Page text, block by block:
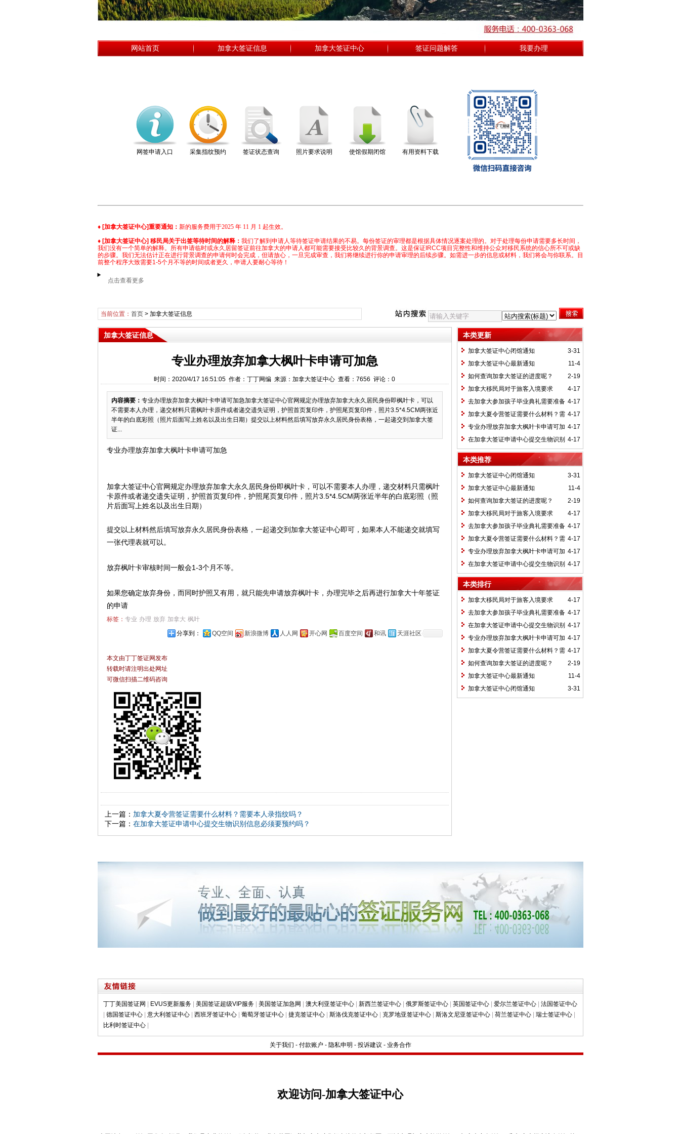
网站首页 加拿大签证信息 加拿大签证中心 签证问题解答 我要办理
网签申请入口 采集指纹预约 签证状态查询 照片要求说明 使馆假期闭馆 有用资料下载
♦ [加拿大签证中心]重要通知： 新的服务费用于2025 年 11 月 1 起生效。
♦ [加拿大签证中心] 移民局关于出签等待时间的解释： 我们了解到申请人等待签证申请结果的不易。每份签证的审理都是根据具体情况逐案处理的。对于处理每份申请需要多长时间，
我们没有一个简单的解释。所有申请临时或永久居留签证前往加拿大的申请人都可能需要接受比较久的背景调查。这是保证IRCC项目完整性和维持公众对移民系统的信心所不可或缺
的步骤。我们无法估计正在进行背景调查的申请何时会完成，但请放心，一旦完成审查，我们将继续进行你的申请审理的后续步骤。如需进一步的信息或材料，我们将会与你联系。目
前整个程序大致需要1-5个月不等的时间或者更久，申请人要耐心等待！
点击查看更多
当前位置： 首页> 加拿大签证信息
加拿大签证信息
专业办理放弃加拿大枫叶卡申请可加急
时间：2020/4/17 16:51:05 作者：丁丁网编 来源：加拿大签证中心 查看：7656 评论：0
内容摘要： 专业办理放弃加拿大枫叶卡申请可加急加拿大签证中心官网规定办理放弃加拿大永久居民身份即枫叶卡，可以
不需要本人办理，递交材料只需枫叶卡原件或者递交遗失证明，护照首页复印件，护照尾页复印件，照片3.5*4.5CM两张近
半年的白底彩照（照片后面写上姓名以及出生日期）提交以上材料然后填写放弃永久居民身份表格，一起递交到加拿大签
证...
专业办理放弃加拿大枫叶卡申请可加急
加拿大签证中心官网规定办理放弃加拿大永久居民身份即枫叶卡，可以不需要本人办理，递交材料只需枫叶
卡原件或者递交遗失证明，护照首页复印件，护照尾页复印件，照片3.5*4.5CM两张近半年的白底彩照（照
片后面写上姓名以及出生日期）
提交以上材料然后填写放弃永久居民身份表格，一起递交到加拿大签证中心即可，如果本人不能递交就填写
一张代理表就可以。
放弃枫叶卡审核时间一般会1-3个月不等。
如果您确定放弃身份，而同时护照又有用，就只能先申请放弃枫叶卡，办理完毕之后再进行加拿大十年签证
的申请
标签： 专业 办理 放弃 加拿大 枫叶
分享到：
QQ空间 新浪微博 人人网 开心网 百度空间 和讯 天涯社区
本文由丁丁签证网发布
转载时请注明出处网址
可微信扫描二维码咨询
上一篇： 加拿大夏令营签证需要什么材料？需要本人录指纹吗？
下一篇： 在加拿大签证申请中心提交生物识别信息必须要预约吗？
本类更新
3-31
加拿大签证中心闭馆通知
11-4
加拿大签证中心最新通知
2-19
如何查询加拿大签证的进度呢？
4-17
加拿大移民局对于旅客入境要求
4-17
去加拿大参加孩子毕业典礼需要准备
什么材料?
4-17
加拿大夏令营签证需要什么材料？需
要本人录指纹吗？
4-17
专业办理放弃加拿大枫叶卡申请可加
急
4-17
在加拿大签证申请中心提交生物识别
信息必须要预约吗？
本类推荐
3-31
加拿大签证中心闭馆通知
11-4
加拿大签证中心最新通知
2-19
如何查询加拿大签证的进度呢？
4-17
加拿大移民局对于旅客入境要求
4-17
去加拿大参加孩子毕业典礼需要准备
什么材料?
4-17
加拿大夏令营签证需要什么材料？需
要本人录指纹吗？
4-17
专业办理放弃加拿大枫叶卡申请可加
急
4-17
在加拿大签证申请中心提交生物识别
信息必须要预约吗？
本类排行
4-17
加拿大移民局对于旅客入境要求
4-17
去加拿大参加孩子毕业典礼需要准备
什么材料?
4-17
在加拿大签证申请中心提交生物识别
信息必须要预约吗？
4-17
专业办理放弃加拿大枫叶卡申请可加
急
4-17
加拿大夏令营签证需要什么材料？需
要本人录指纹吗？
2-19
如何查询加拿大签证的进度呢？
11-4
加拿大签证中心最新通知
3-31
加拿大签证中心闭馆通知
丁丁美国签证网 EVUS更新服务 美国签证超级VIP服务 美国签证加急网 澳大利亚签证中心 新西兰签证中心 俄罗斯签证中心 英国签证中心 爱尔兰签证中心
法国签证中心
德国签证中心 意大利签证中心 西班牙签证中心 葡萄牙签证中心 捷克签证中心 斯洛伐克签证中心 克罗地亚签证中心 斯洛文尼亚签证中心 荷兰签证中心 瑞士签证中心
比利时签证中心
关于我们 - 付款账户 - 隐私申明 - 投诉建议 - 业务合作
欢迎访问-加拿大签证中心